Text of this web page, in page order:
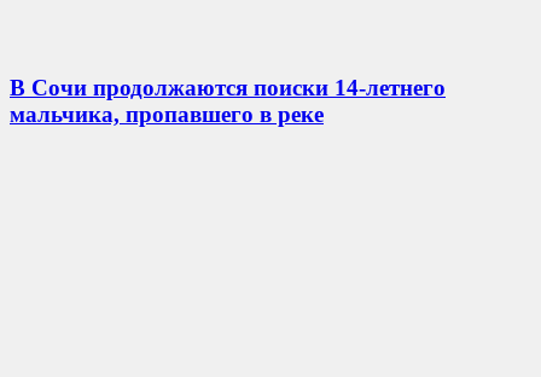
В Сочи продолжаются поиски 14-летнего
мальчика, пропавшего в реке